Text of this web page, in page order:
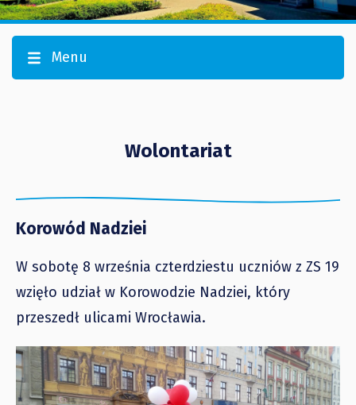
Menu
Wolontariat
Korowód Nadziei
W sobotę 8 września czterdziestu uczniów z ZS 19
wzięło udział w Korowodzie Nadziei, który
przeszedł ulicami Wrocławia.